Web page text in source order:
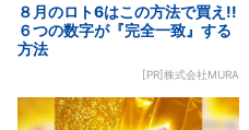
８月のロト6はこの方法で買え!!
６つの数字が『完全一致』する
方法
[PR]株式会社MURA